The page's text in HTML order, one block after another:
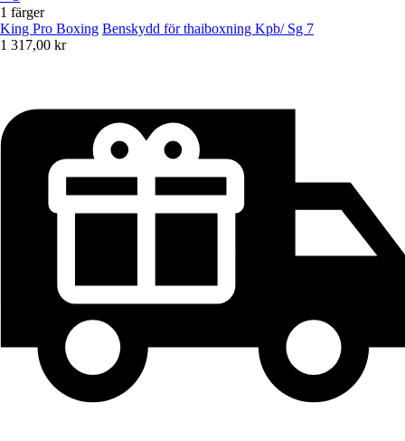
1 färger
King Pro Boxing Benskydd för thaiboxning Kpb/ Sg 7
1 317,00 kr